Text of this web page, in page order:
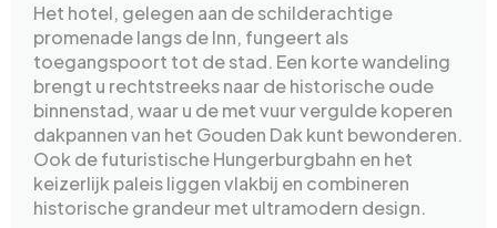
Het hotel, gelegen aan de schilderachtige
promenade langs de Inn, fungeert als
toegangspoort tot de stad. Een korte wandeling
brengt u rechtstreeks naar de historische oude
binnenstad, waar u de met vuur vergulde koperen
dakpannen van het Gouden Dak kunt bewonderen.
Ook de futuristische Hungerburgbahn en het
keizerlijk paleis liggen vlakbij en combineren
historische grandeur met ultramodern design.